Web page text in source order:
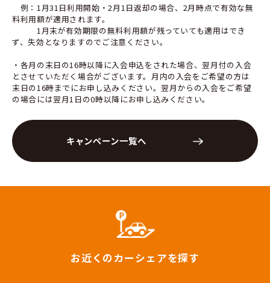
例：1月31日利用開始・2月1日返却の場合、2月時点で有効な無
料利用額が適用されます。
1月末が有効期限の無料利用額が残っていても適用はでき
ず、失効となりますのでご注意ください。
・各月の末日の16時以降に入会申込をされた場合、翌月付の入会
とさせていただく場合がございます。月内の入会をご希望の方は
末日の16時までにお申し込みください。翌月からの入会をご希望
の場合には翌月1日の0時以降にお申し込みください。
キャンペーン一覧へ
お近くのカーシェアを探す